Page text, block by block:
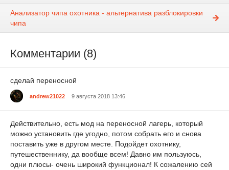
Анализатор чипа охотника - альтернатива разблокировки
чипа
Комментарии (8)
сделай переносной
andrew21022 9 августа 2018 13:46
Действительно, есть мод на переносной лагерь, который
можно установить где угодно, потом собрать его и снова
поставить уже в другом месте. Подойдет охотнику,
путешественнику, да вообще всем! Давно им пользуюсь,
одни плюсы- очень широкий функционал! К сожалению сей